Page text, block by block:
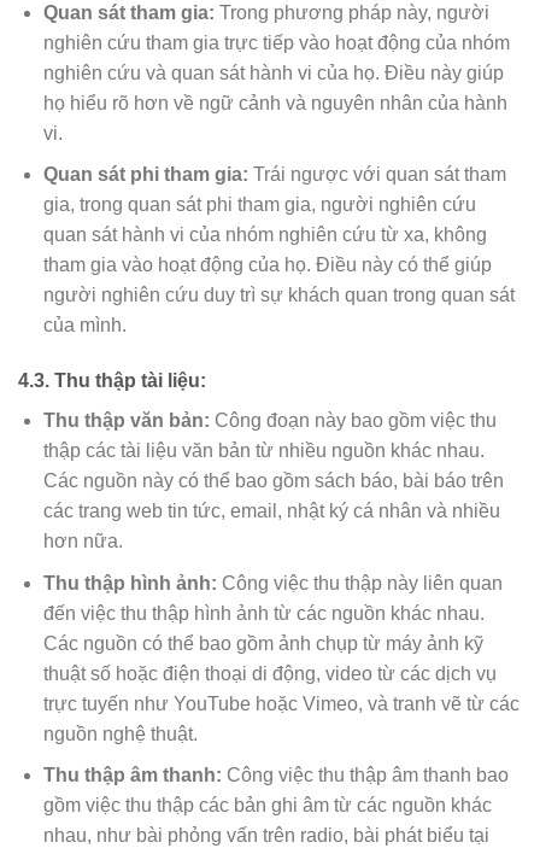
Quan sát tham gia: Trong phương pháp này, người
nghiên cứu tham gia trực tiếp vào hoạt động của nhóm
nghiên cứu và quan sát hành vi của họ. Điều này giúp
họ hiểu rõ hơn về ngữ cảnh và nguyên nhân của hành
vi.
Quan sát phi tham gia: Trái ngược với quan sát tham
gia, trong quan sát phi tham gia, người nghiên cứu
quan sát hành vi của nhóm nghiên cứu từ xa, không
tham gia vào hoạt động của họ. Điều này có thể giúp
người nghiên cứu duy trì sự khách quan trong quan sát
của mình.
4.3. Thu thập tài liệu:
Thu thập văn bản: Công đoạn này bao gồm việc thu
thập các tài liệu văn bản từ nhiều nguồn khác nhau.
Các nguồn này có thể bao gồm sách báo, bài báo trên
các trang web tin tức, email, nhật ký cá nhân và nhiều
hơn nữa.
Thu thập hình ảnh: Công việc thu thập này liên quan
đến việc thu thập hình ảnh từ các nguồn khác nhau.
Các nguồn có thể bao gồm ảnh chụp từ máy ảnh kỹ
thuật số hoặc điện thoại di động, video từ các dịch vụ
trực tuyến như YouTube hoặc Vimeo, và tranh vẽ từ các
nguồn nghệ thuật.
Thu thập âm thanh: Công việc thu thập âm thanh bao
gồm việc thu thập các bản ghi âm từ các nguồn khác
nhau, như bài phỏng vấn trên radio, bài phát biểu tại